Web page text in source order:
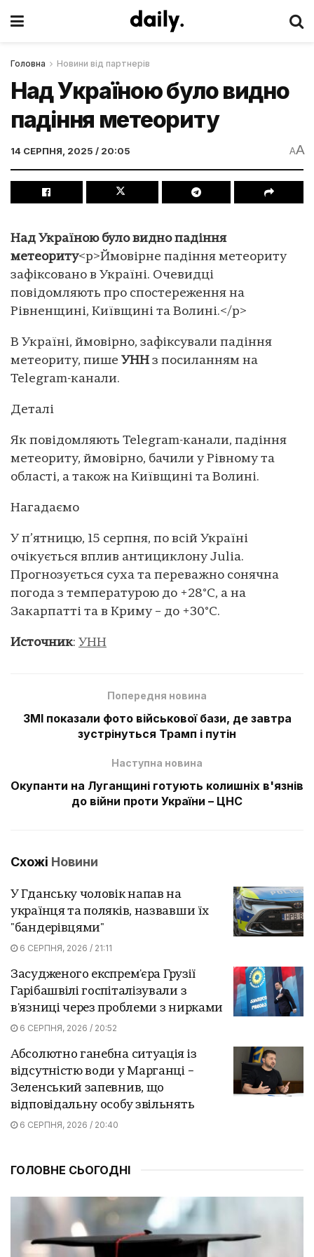
Головна Новини від партнерів
Над Україною було видно
падіння метеориту
14 СЕРПНЯ, 2025 / 20:05 AA
Над Україною було видно падіння
метеориту<p>Ймовірне падіння метеориту
зафіксовано в Україні. Очевидці
повідомляють про спостереження на
Рівненщині, Київщині та Волині.</p>
В Україні, ймовірно, зафіксували падіння
метеориту, пише УНН з посиланням на
Telegram-канали.
Деталі
Як повідомляють Telegram-канали, падіння
метеориту, ймовірно, бачили у Рівному та
області, а також на Київщині та Волині.
Нагадаємо
У п’ятницю, 15 серпня, по всій Україні
очікується вплив антициклону Julia.
Прогнозується суха та переважно сонячна
погода з температурою до +28°C, а на
Закарпатті та в Криму – до +30°С.
Источник: УНН
Попередня новина
ЗМІ показали фото військової бази, де завтра
зустрінуться Трамп і путін
Наступна новина
Окупанти на Луганщині готують колишніх в'язнів
до війни проти України – ЦНС
Схожі Новини
У Гданську чоловік напав на
українця та поляків, назвавши їх
"бандерівцями"
6 СЕРПНЯ, 2026 / 21:11
Засудженого експрем'єра Грузії
Гарібашвілі госпіталізували з
в'язниці через проблеми з нирками
6 СЕРПНЯ, 2026 / 20:52
Абсолютно ганебна ситуація із
відсутністю води у Марганці –
Зеленський запевнив, що
відповідальну особу звільнять
6 СЕРПНЯ, 2026 / 20:40
ГОЛОВНЕ СЬОГОДНІ